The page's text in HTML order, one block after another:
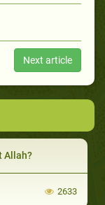
Next article
Allah?
2633